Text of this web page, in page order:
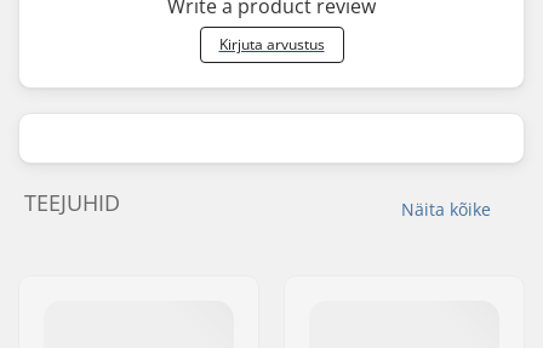
Write a product review
Kirjuta arvustus
Näita kõike
TEEJUHID